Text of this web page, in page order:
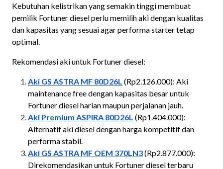
Kebutuhan kelistrikan yang semakin tinggi membuat
pemilik Fortuner diesel perlu memilih aki dengan kualitas
dan kapasitas yang sesuai agar performa starter tetap
optimal.
Rekomendasi aki untuk Fortuner diesel:
Aki GS ASTRA MF 80D26L (Rp2.126.000): Aki
maintenance free dengan kapasitas besar untuk
Fortuner diesel harian maupun perjalanan jauh.
Aki Premium ASPIRA 80D26L (Rp1.404.000):
Alternatif aki diesel dengan harga kompetitif dan
performa stabil.
Aki GS ASTRA MF OEM 370LN3(Rp2.877.000):
Direkomendasikan untuk Fortuner diesel terbaru